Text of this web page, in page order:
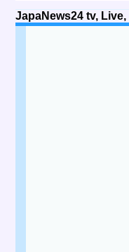
JapaNews24 tv,